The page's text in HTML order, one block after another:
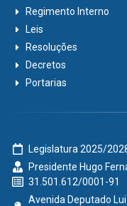
Regimento Interno
Leis
Resoluções
Decretos
Portarias
Legislatura 2025/
Presidente Hugo
31.501.612/0001-91
Avenida Deputado